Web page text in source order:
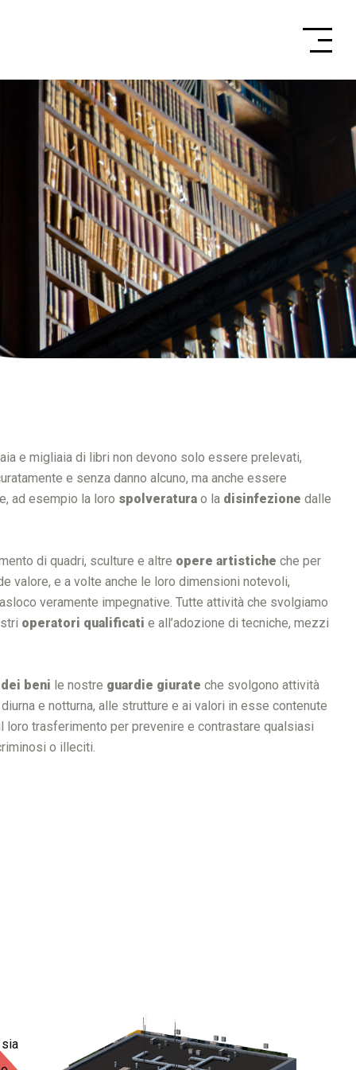
e migliaia di libri non devono solo essere prelevati,
e senza danno alcuno, ma anche essere
ad esempio la loro spolveratura o la disinfezione dalle
di quadri, sculture e altre opere artistiche che per
valore, e a volte anche le loro dimensioni notevoli,
veramente impegnative. Tutte attività che svolgiamo
operatori qualificati e all’adozione di tecniche, mezzi
beni le nostre guardie giurate che svolgono attività
e notturna, alle strutture e ai valori in esse contenute
loro trasferimento per prevenire e contrastare qualsiasi
o illeciti.